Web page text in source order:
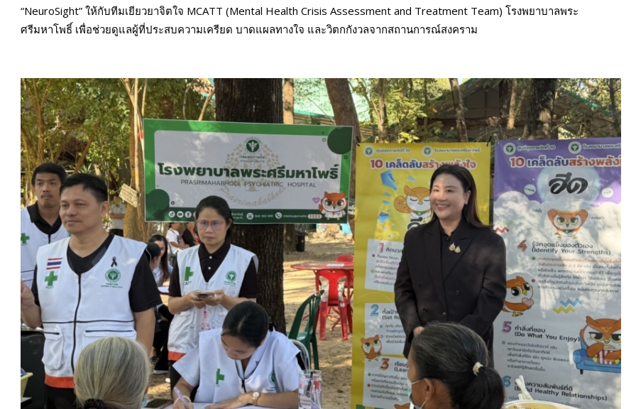
“NeuroSight” ให้กับทีมเยียวยาจิตใจ MCATT (Mental Health Crisis Assessment and Treatment Team) โรงพยาบาลพระ
ศรีมหาโพธิ์ เพื่อช่วยดูแลผู้ที่ประสบความเครียด บาดแผลทางใจ และวิตกกังวลจากสถานการณ์สงคราม